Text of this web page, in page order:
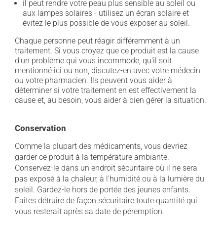
il peut rendre votre peau plus sensible au soleil ou
aux lampes solaires - utilisez un écran solaire et
évitez le plus possible de vous exposer au soleil.
Chaque personne peut réagir différemment à un
traitement. Si vous croyez que ce produit est la cause
d'un problème qui vous incommode, qu'il soit
mentionné ici ou non, discutez-en avec votre médecin
ou votre pharmacien. Ils peuvent vous aider à
déterminer si votre traitement en est effectivement la
cause et, au besoin, vous aider à bien gérer la situation.
Conservation
Comme la plupart des médicaments, vous devriez
garder ce produit à la température ambiante.
Conservez-le dans un endroit sécuritaire où il ne sera
pas exposé à la chaleur, à l'humidité ou à la lumière du
soleil. Gardez-le hors de portée des jeunes enfants.
Faites détruire de façon sécuritaire toute quantité qui
vous resterait après sa date de péremption.